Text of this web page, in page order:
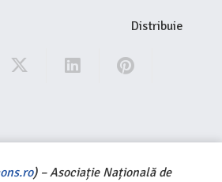
Distribuie
) – Asociație Națională de